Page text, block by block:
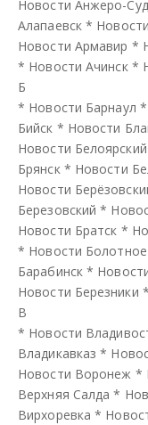
Новости Анжеро-
Алапаевск *
Новости Армавир *
* Новости Ачинск *
Б
* Новости Барнаул *
Бийск * Новости
Новости Белоярский
Брянск * Новости
Новости
Березовский *
Новости Братск *
* Новости Болотное
Барабинск *
Новости Березники *
В
* Новости
Владикавказ *
Новости Воронеж *
Верхняя Салда *
Вирхоревка *